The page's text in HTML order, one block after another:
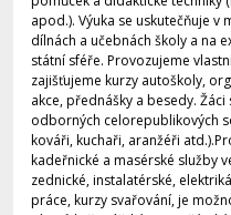
apod.). Výuka se uskutečňuje
dílnách a učebnách školy a na
státní sféře. Provozujeme
zajišťujeme kurzy autoškoly,
akce, přednášky a besedy.
odborných celorepublikových
kováři, kuchaři, aranžéři
kadeřnické a masérské služby
zednické, instalatérské,
práce, kurzy svařování, je